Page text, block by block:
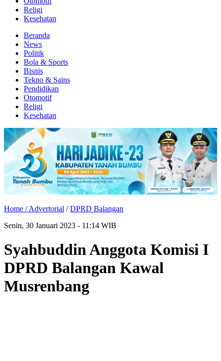
Religi
Kesehatan
Beranda
News
Politik
Bola & Sports
Bisnis
Tekno & Sains
Pendidikan
Otomotif
Religi
Kesehatan
Home /Advertorial /DPRD Balangan
Senin, 30 Januari 2023 - 11:14 WIB
Syahbuddin Anggota Komisi I
DPRD Balangan Kawal
Musrenbang